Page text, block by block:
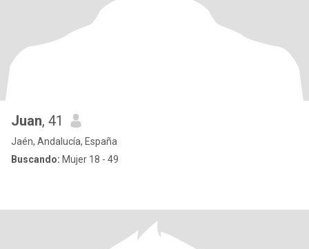
Juan, 41
Jaén, Andalucía, España
Buscando: Mujer 18 - 49